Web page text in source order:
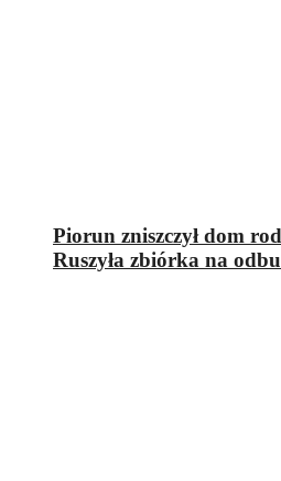
Piorun zniszczył dom
Ruszyła zbiórka na